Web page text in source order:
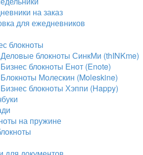
на заказ
для ежедневников
блокноты
Деловые блокноты СинкМи (thINKme)
Бизнес блокноты Енот (Enote)
Блокноты Молескин (Moleskine)
Бизнес блокноты Хэппи (Happy)
на пружине